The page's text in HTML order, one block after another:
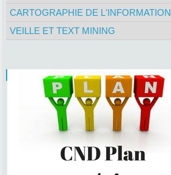
CARTOGRAPHIE DE L'INFORMATION
VEILLE ET TEXT MINING